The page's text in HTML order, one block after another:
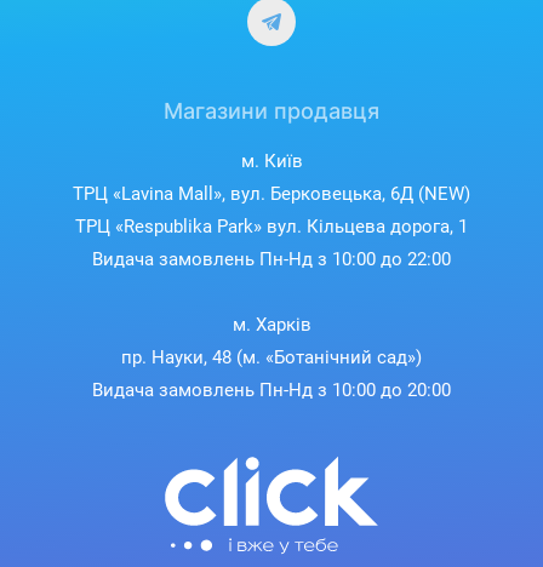
Магазини продавця
м. Київ
ТРЦ «Lavina Mall», вул. Берковецька, 6Д (NEW)
ТРЦ «Respublika Park» вул. Кільцева дорога, 1
Видача замовлень Пн-Нд з 10:00 до 22:00
м. Харків
пр. Науки, 48 (м. «Ботанічний сад»)
Видача замовлень Пн-Нд з 10:00 до 20:00